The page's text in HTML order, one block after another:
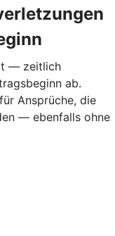
— zeitlich
ab.
Ansprüche, die
— ebenfalls ohne